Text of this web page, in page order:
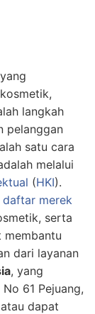
langkah
pelanggan
satu cara
melalui
(HKI).
daftar merek
serta
membantu
dari layanan
, yang
61 Pejuang,
dapat